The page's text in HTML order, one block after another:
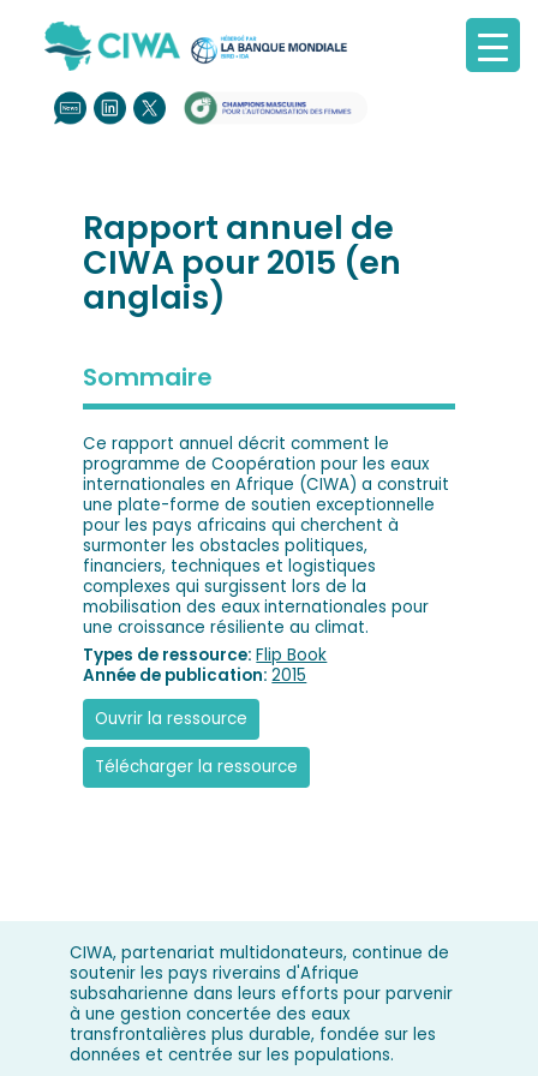
Rapport annuel de
CIWA pour 2015 (en
anglais)
Sommaire
Ce rapport annuel décrit comment le
programme de Coopération pour les eaux
internationales en Afrique (CIWA) a construit
une plate-forme de soutien exceptionnelle
pour les pays africains qui cherchent à
surmonter les obstacles politiques,
financiers, techniques et logistiques
complexes qui surgissent lors de la
mobilisation des eaux internationales pour
une croissance résiliente au climat.
Types de ressource:Flip Book
Année de publication:2015
Ouvrir la ressource
Télécharger la ressource
CIWA, partenariat multidonateurs, continue de
soutenir les pays riverains d'Afrique
subsaharienne dans leurs efforts pour parvenir
à une gestion concertée des eaux
transfrontalières plus durable, fondée sur les
données et centrée sur les populations.